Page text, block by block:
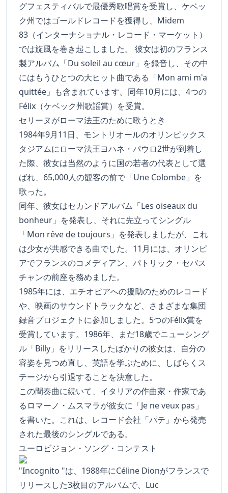
グフェスティバルで最優秀歌唱賞を受賞し、ケベッ
ク州ではゴールドレコードを獲得し、Midem
83（インターナショナル・レコード・マーケット）
では旋風を巻き起こしました。 彼女は初のフランス
製アルバム「Du soleil au cœur」を録音し、その中
にはもうひとつの大ヒット曲である「Mon ami m'a
quittée」も含まれています。同年10月には、4つの
Félix（ケベック州歌謡賞）を受賞。
セリーヌがローマ法王のために歌うとき
1984年9月11日、モントリオールのオリンピックス
タジアムにローマ法王ヨハネ・パウロ2世が到着し
た際、彼女は当然のように国の若者の代表として選
ばれ、65,000人の観客の前で「Une Colombe」を
歌った。
同年、彼女はセカンドアルバム「Les oiseaux du
bonheur」を発表し、それに先立ってシングル
「Mon rêve de toujours」を発表しましたが、これ
は少女が共感できる曲でした。11月には、オリンピ
アでフランスのコメディアン、パトリック・セバス
チャンの前座を務めました。
1985年には、エチオピアへの援助のためのレコード
や、映画のサウンドトラックなど、さまざまな集団
録音プロジェクトに参加しました。5つのFélix賞を
受賞しています。1986年、まだ18歳でニューシング
ル「Billy」をリリースしたばかりの彼女は、自分の
容姿を見つめ直し、英語を学ぶために、しばらくス
テージから引退することを決意した。
この間奏曲に続いて、イタリアの作曲家・作家であ
るロマーノ・ムスマラが彼女に「Je ne veux pas」
を書いた。これは、レコード会社「パテ」から発売
された最後のシングルである。
ユーロビジョン・ソング・コンテスト
"Incognito "は、1988年にCéline Dionがフランスで
リリースした3枚目のアルバムで、Luc